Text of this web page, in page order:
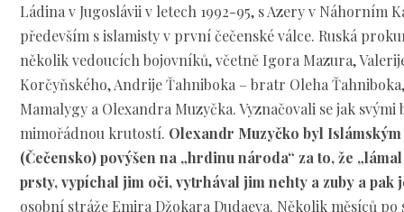
Ládina v Jugoslávii v letech 1992-95, s Azery v Náhorním
především s islamisty v první čečenské válce. Ruská
několik vedoucích bojovníků, včetně Igora Mazura,
Korčyňského, Andrije Ťahniboka – bratr Oleha
Mamalygy a Olexandra Muzyčka. Vyznačovali se jak
mimořádnou krutostí. Olexandr Muzyčko byl
(Čečensko) povýšen na „hrdinu národa“ za to, že
prsty, vypíchal jim oči, vytrhával jim nehty a zuby a pak
osobní stráže Emira Džokara Dudaeva. Několik měsíců po